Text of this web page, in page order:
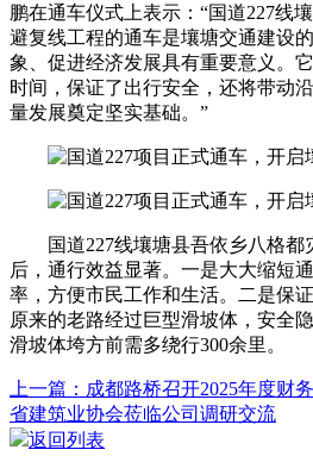
鹏在通车仪式上表示：“国道227线
避复线工程的通车是壤塘交通建设
象、促进经济发展具有重要意义。
时间，保证了出行安全，还将带动
量发展奠定坚实基础。”
国道227线壤塘县吾依乡八格都
后，通行效益显著。一是大大缩短
率，方便市民工作和生活。二是保
原来的老路经过巨型滑坡体，安全
滑坡体垮方前需多绕行300余里。
上一篇：成都路桥召开2025年度财
省建筑业协会莅临公司调研交流
返回列表